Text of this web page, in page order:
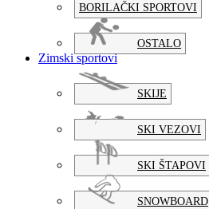
BORILAČKI SPORTOVI
OSTALO
Zimski sportovi
SKIJE
SKI VEZOVI
SKI ŠTAPOVI
SNOWBOARD